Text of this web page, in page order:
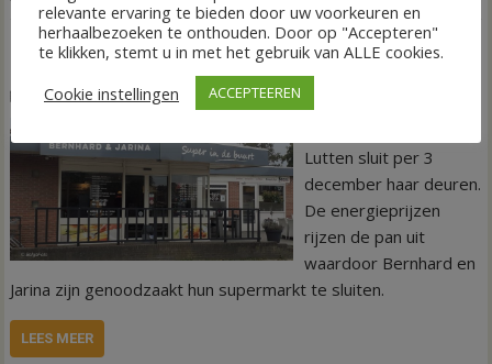
Buurtsuper in Lutten sluit deuren
20 oktober 2022 Tineke Eilander-van den Hof
Lutten sluit per 3
december haar deuren.
De energieprijzen
rijzen de pan uit
waardoor Bernhard en
Jarina zijn genoodzaakt hun supermarkt te sluiten.
LEES MEER
relevante ervaring te bieden door uw voorkeuren en
herhaalbezoeken te onthouden. Door op "Accepteren"
te klikken, stemt u in met het gebruik van ALLE cookies.
Cookie instellingen
ACCEPTEEREN